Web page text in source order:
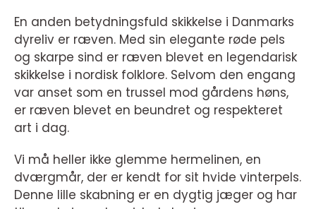
En anden betydningsfuld skikkelse i Danmarks
dyreliv er ræven. Med sin elegante røde pels
og skarpe sind er ræven blevet en legendarisk
skikkelse i nordisk folklore. Selvom den engang
var anset som en trussel mod gårdens høns,
er ræven blevet en beundret og respekteret
art i dag.
Vi må heller ikke glemme hermelinen, en
dværgmår, der er kendt for sit hvide vinterpels.
Denne lille skabning er en dygtig jæger og har